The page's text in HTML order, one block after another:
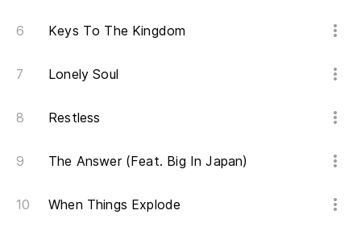
Keys To The Kingdom
Lonely Soul
Restless
The Answer (Feat. Big In Japan)
When Things Explode